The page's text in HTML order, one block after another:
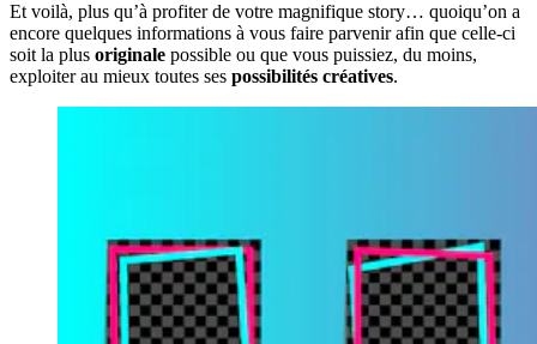
Et voilà, plus qu’à profiter de votre magnifique story… quoiqu’on a
encore quelques informations à vous faire parvenir afin que celle-ci
soit la plus originale possible ou que vous puissiez, du moins,
exploiter au mieux toutes ses possibilités créatives.